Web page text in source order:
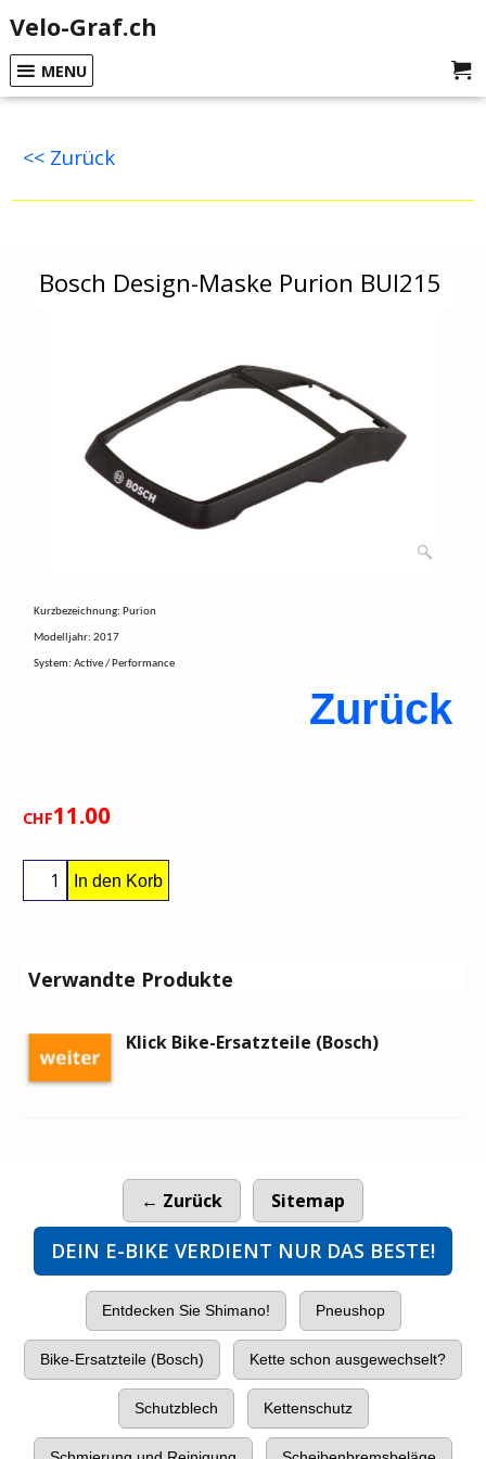
Velo-Graf.ch
MENU
<< Zurück
Bosch Design-Maske Purion BUI215
Kurzbezeichnung: Purion
Modelljahr: 2017
System: Active / Performance
Zurück
CHF11.00
In den Korb
Verwandte Produkte
Klick Bike-Ersatzteile (Bosch)
← Zurück Sitemap
DEIN E-BIKE VERDIENT NUR DAS BESTE!
Entdecken Sie Shimano! Pneushop
Bike-Ersatzteile (Bosch) Kette schon ausgewechselt?
Schutzblech Kettenschutz